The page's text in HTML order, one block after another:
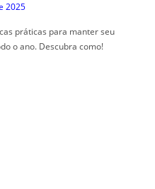
2025
práticas para manter seu
o ano. Descubra como!